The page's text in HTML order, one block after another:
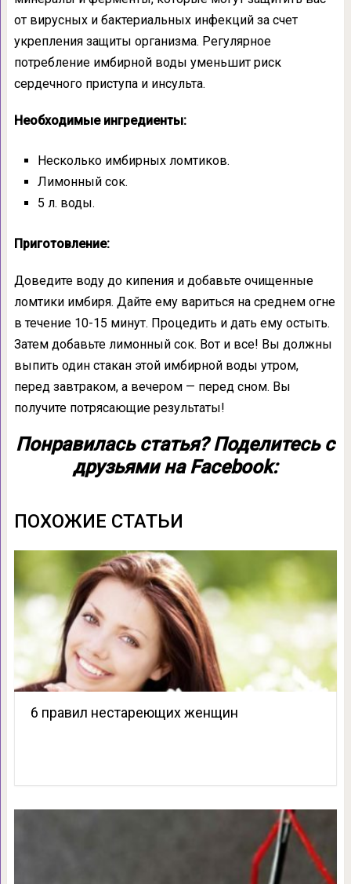
от вирусных и бактериальных инфекций за счет
укрепления защиты организма. Регулярное
потребление имбирной воды уменьшит риск
сердечного приступа и инсульта.
Необходимые ингредиенты:
Несколько имбирных ломтиков.
Лимонный сок.
5 л. воды.
Приготовление:
Доведите воду до кипения и добавьте очищенные
ломтики имбиря. Дайте ему вариться на среднем огне
в течение 10-15 минут. Процедить и дать ему остыть.
Затем добавьте лимонный сок. Вот и все! Вы должны
выпить один стакан этой имбирной воды утром,
перед завтраком, а вечером — перед сном. Вы
получите потрясающие результаты!
Понравилась статья? Поделитесь с
друзьями на Facebook:
ПОХОЖИЕ СТАТЬИ
6 правил нестареющих женщин